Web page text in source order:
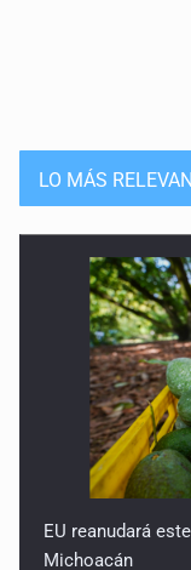
LO MÁS
EU reanudará
Michoacán